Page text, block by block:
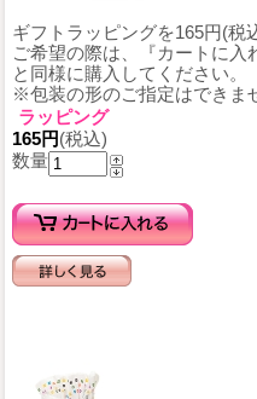
ギフトラッピングを165円(税
ご希望の際は、『カートに入
と同様に購入してください。
※包装の形のご指定はできま
ラッピング
165円(税込)
数量